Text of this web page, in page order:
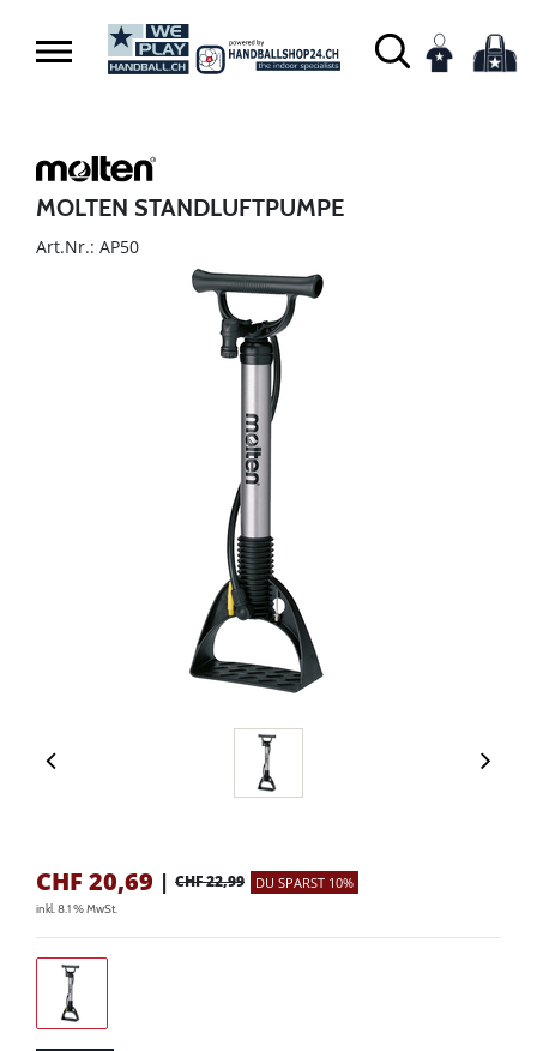
MOLTEN STANDLUFTPUMPE
Art.Nr.: AP50
CHF 20,69 | CHF 22,99 DU SPARST 10%
inkl. 8.1 % MwSt.